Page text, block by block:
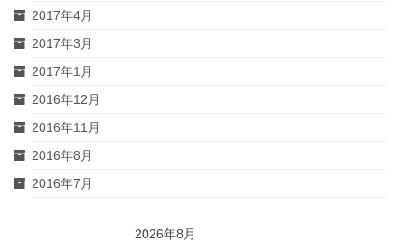
2017年4月
2017年3月
2017年1月
2016年12月
2016年11月
2016年8月
2016年7月
2026年8月